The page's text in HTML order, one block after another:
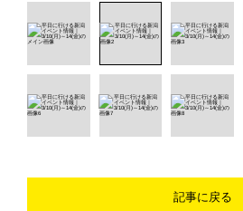
記事に戻る